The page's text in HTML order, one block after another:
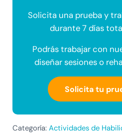
Solicita una prueba y
durante 7 días
Podrás trabajar con
diseñar sesiones o
Solicita tu
Categoría: Actividades de